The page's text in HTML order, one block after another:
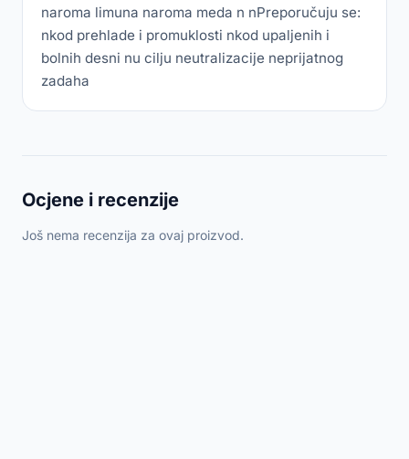
naroma limuna naroma meda n nPreporučuju se:
nkod prehlade i promuklosti nkod upaljenih i
bolnih desni nu cilju neutralizacije neprijatnog
zadaha
Ocjene i recenzije
Još nema recenzija za ovaj proizvod.